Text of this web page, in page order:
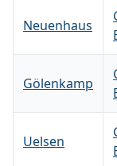
Neuenhaus
Gölenkamp
Uelsen